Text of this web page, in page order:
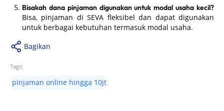
Bisakah dana pinjaman digunakan untuk modal usaha kecil?
Bisa, pinjaman di SEVA fleksibel dan dapat digunakan
untuk berbagai kebutuhan termasuk modal usaha.
Bagikan
Tags:
pinjaman online hingga 10jt